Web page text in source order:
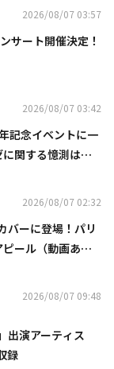
2026/08/07 03:57
サート開催決定！
2026/08/07 03:42
記念イベントに一
関する憶測は否
2026/08/07 02:32
バーに登場！パリ
ール（動画あ
2026/08/07 09:48
出演アーティス
録